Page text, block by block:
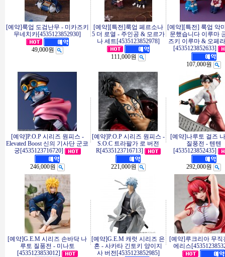
[예약]룩업 도검난무 - 미카즈키
무네치카[4535123852930]
49,000원
[예약][특전]룩업 페르소나
5 더 로열 - 주인공 & 모르가
나 세트[4535123852978]
111,000원
[예약][특전] 룩업 악
문했습니다 이루마
즈키 이루마 & 오페
[4535123852633]
107,000원
[예약]P.O.P 시리즈 원피스 -
Elevated Boost 신의 기사단 군코
궁[4535123716720]
246,000원
[예약]P.O.P 시리즈 원피스 -
S.O.C 트라팔가 로 버전
R[4535123716713]
221,000원
[예약]나루토 걸즈
질풍전 - 텐텐
[4535123852435]
292,000원
[예약]G.E.M 시리즈 손바닥 나
루토 질풍전 - 미나토
[4535123853012]
[예약]G.E.M 캐럿 시리즈 은
혼 - 사카타 긴토키 양이지
사 버전[4535123852985]
[예약]루크리아 무직
에리스